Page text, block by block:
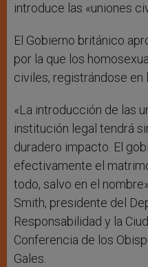
introduce las «uniones
El Gobierno británico
por la que los
civiles, registrándose en
«La introducción de las
institución legal tendrá
duradero impacto. El
efectivamente el
todo, salvo en el
Smith, presidente del
Responsabilidad y la
Conferencia de los
Gales.